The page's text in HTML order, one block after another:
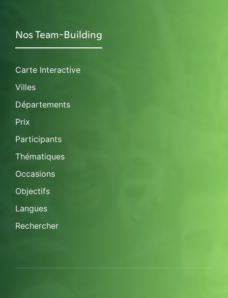
Nos Team-Building
Carte Interactive
Villes
Départements
Prix
Participants
Thématiques
Occasions
Objectifs
Langues
Rechercher